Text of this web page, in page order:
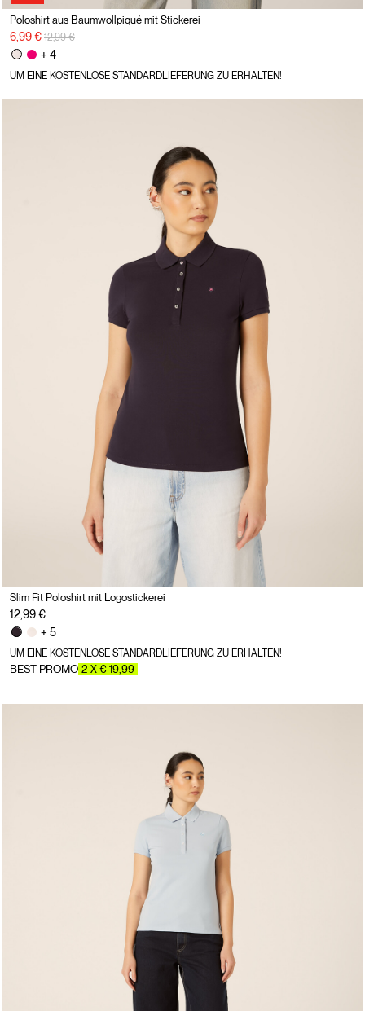
Poloshirt aus Baumwollpiqué mit Stickerei
6,99 € Preisreduzierung von
12,99 €auf
+ 4
UM EINE KOSTENLOSE STANDARDLIEFERUNG ZU ERHALTEN!
Slim Fit Poloshirt mit Logostickerei
12,99 €
+ 5
UM EINE KOSTENLOSE STANDARDLIEFERUNG ZU ERHALTEN!
BEST PROMO 2 X € 19,99